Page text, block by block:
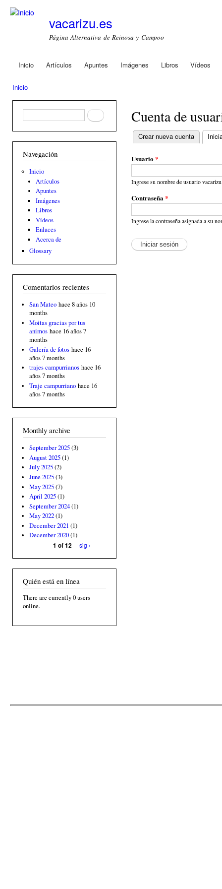
vacarizu.es
Página Alternativa de Reinosa y Campoo
Main menu
Inicio Artículos Apuntes Imágenes Libros Vídeos
Inicio
Formulario de búsquedaBuscar
Navegación
Inicio
Artículos
Apuntes
Imágenes
Libros
Vídeos
Enlaces
Acerca de
Glossary
Comentarios recientes
San Mateo hace 8 años 10
months
Moitas gracias por tus
animos hace 16 años 7
months
Galería de fotos hace 16
años 7 months
trajes campurrianos hace 16
años 7 months
Traje campurriano hace 16
años 7 months
Monthly archive
September 2025(3)
August 2025(1)
July 2025(2)
June 2025(3)
May 2025(7)
April 2025(1)
September 2024(1)
May 2022(1)
December 2021 (1)
December 2020(1)
1 of 12
sig ›
Quién está en línea
There are currently 0 users
online.
Cuenta de
Primary tabs
Crear nueva cuenta
Usuario*
Ingrese su nombre de usuario
Contraseña*
Ingrese la contraseña asignada a su